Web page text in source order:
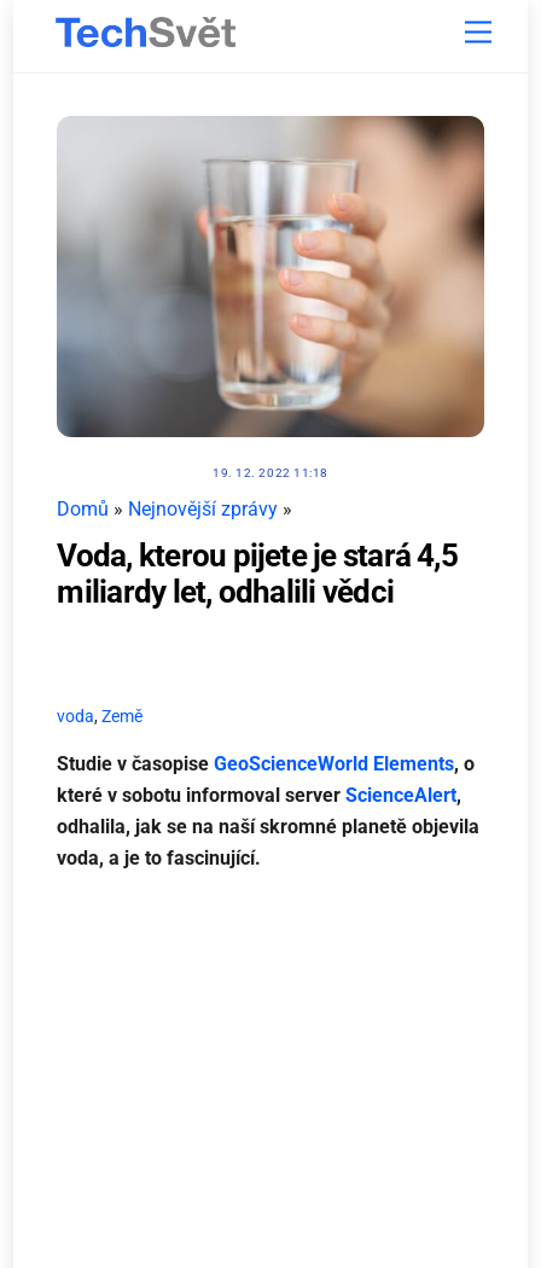
Menu
19. 12. 2022 11:18
Domů » Nejnovější zprávy »
Voda, kterou pijete je stará 4,5
miliardy let, odhalili vědci
voda,Země
Studie v časopiseGeoScienceWorld Elements, o
které v sobotu informoval serverScienceAlert,
odhalila, jak se na naší skromné planetě objevila
voda, a je to fascinující.